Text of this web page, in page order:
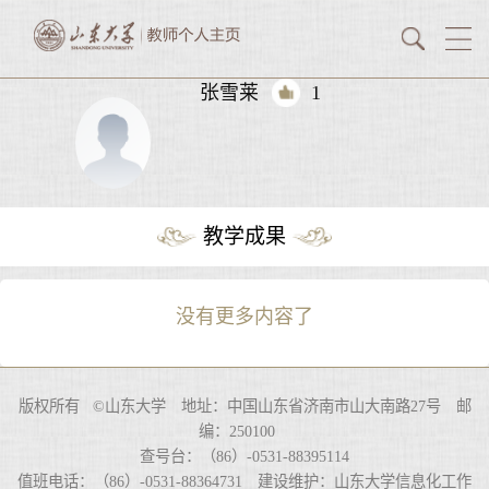
张雪莱 1
教学成果
没有更多内容了
版权所有 ©山东大学 地址：中国山东省济南市山大南路27号 邮
编：250100
查号台：（86）-0531-88395114
值班电话：（86）-0531-88364731 建设维护：山东大学信息化工作